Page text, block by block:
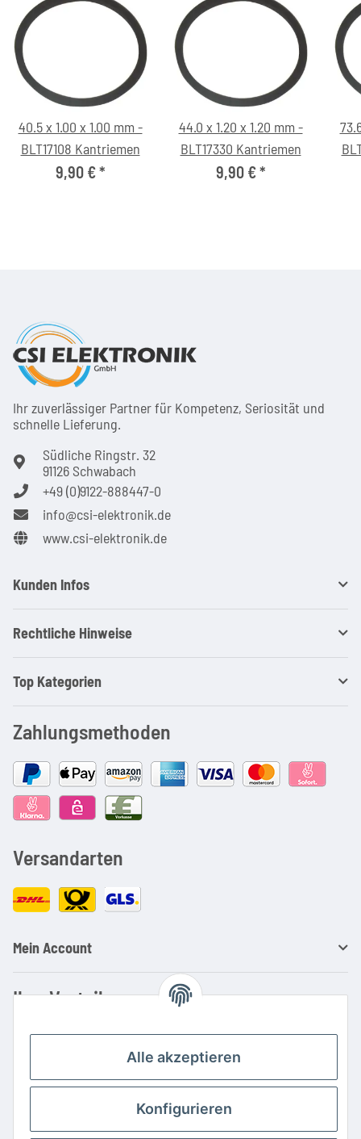
40.5 x 1.00 x 1.00 mm -
BLT17108 Kantriemen
9,90 €*
44.0 x 1.20 x 1.20 mm -
BLT17330 Kantriemen
9,90 €*
Ihr zuver­läs­siger Partner für Kom­pe­tenz, Seri­osi­tät und
schnel­le Lie­ferung.
Südliche Ringstr. 32
91126 Schwabach
+49 (0)9122-888447-0
info@csi-elektronik.de
www.csi-elektronik.de
Kunden Infos
Rechtliche Hinweise
Top Kategorien
Zahlungsmethoden
Versandarten
Mein Account
Ihre Vorteile
Kauf auf Rechnung
Große Auswahl an Netzteilen und Ladegeräten
Alle akzeptieren
Konfigurieren